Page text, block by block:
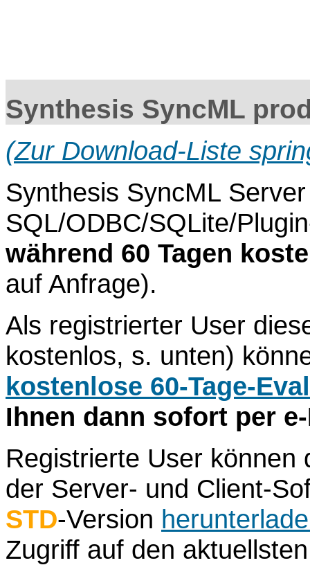
Synthesis SyncML
(Zur Download-Liste
Synthesis SyncML
SQL/ODBC/SQLite/
während 60 Tagen
auf Anfrage).
Als registrierter User
kostenlos, s. unten)
kostenlose 60-Tage-
Ihnen dann sofort per
Registrierte User können
der Server- und Client-
STD-Version
Zugriff auf den